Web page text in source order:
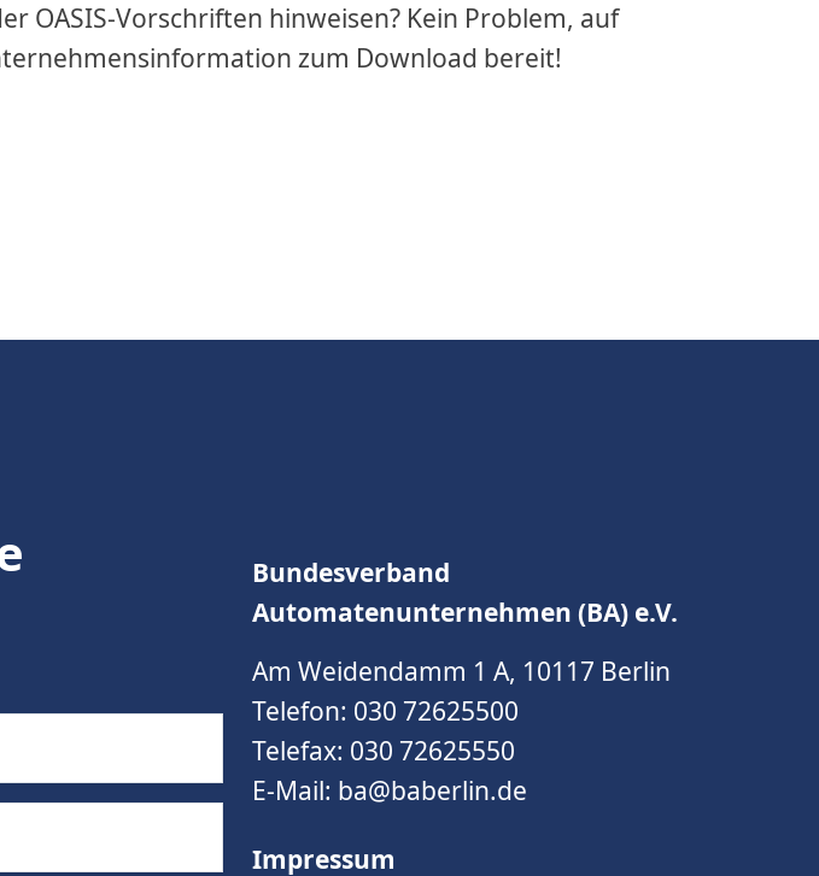
OASIS-Vorschriften hinweisen? Kein Problem, auf
zum Download bereit!
Bundesverband
Automatenunternehmen (BA) e.V.
Am Weidendamm 1 A, 10117 Berlin
Telefon: 030 72625500
Telefax: 030 72625550
E-Mail: ba@baberlin.de
Impressum